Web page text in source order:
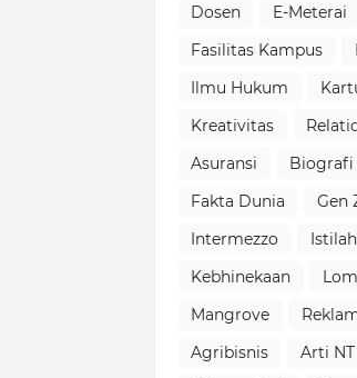
Dosen
E-Meterai
Fasilitas Kampus
Ilmu Hukum
Kreativitas
Asuransi
Biografi
Fakta Dunia
Gen
Intermezzo
Kebhinekaan
Mangrove
Agribisnis
Arti NT